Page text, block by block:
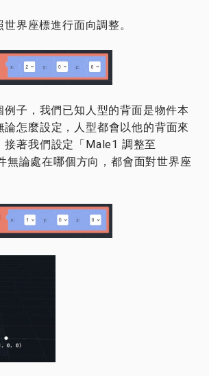
界座標進行面向調整。
例子，我們已知人型的背面是物件本
論怎麼設定，人型都會以他的背面來
接著我們設定「Male1 調整至
無論處在哪個方向，都會面對世界座